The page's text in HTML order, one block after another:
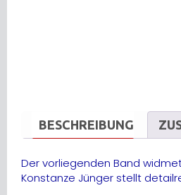
BESCHREIBUNG
Der vorliegenden Band
Konstanze Jünger stellt